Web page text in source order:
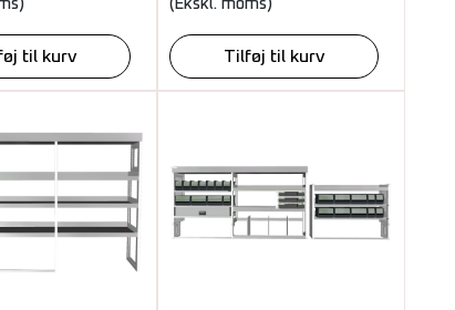
til kurv
(Ekskl. moms)
Tilføj til kurv